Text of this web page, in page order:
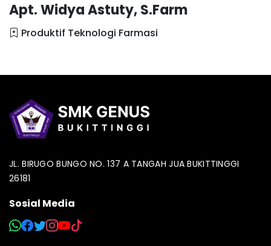
Apt. Widya Astuty, S.Farm
Produktif Teknologi Farmasi
JL. BIRUGO BUNGO NO. 137 A TANGAH JUA BUKITTINGGI
26181
Sosial Media